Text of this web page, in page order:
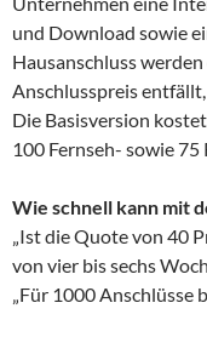
und Download sowie
Hausanschluss
Anschlusspreis
Die Basisversion
100 Fernseh- sowie 75
Wie schnell kann mit
„Ist die Quote von 40
von vier bis sechs
„Für 1000 Anschlüsse